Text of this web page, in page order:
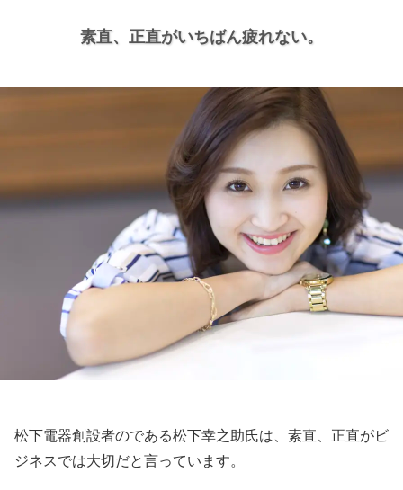
素直、 正直がいちばん疲れない。
松下電器創設者のである松下幸之助氏は、素直、正直がビ
ジネスでは大切だと言っています。